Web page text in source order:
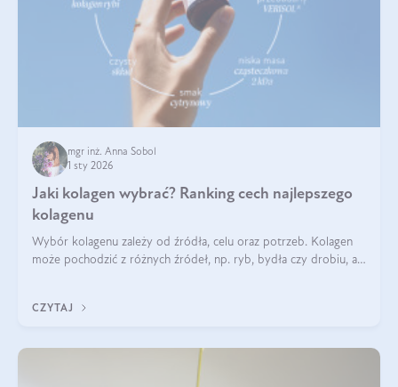
mgr inż. Anna Sobol
1 sty 2026
Jaki kolagen wybrać? Ranking cech najlepszego
kolagenu
Wybór kolagenu zależy od źródła, celu oraz potrzeb. Kolagen
może pochodzić z różnych źródeł, np. ryb, bydła czy drobiu, a
bydlęcy.
CZYTAJ